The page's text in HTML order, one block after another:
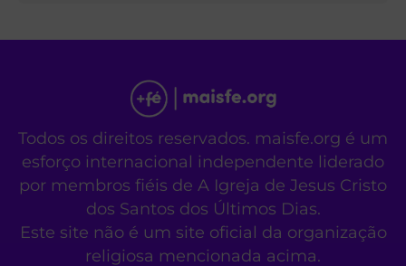
Todos os direitos reservados. maisfe.org é um
esforço internacional independente liderado
por membros fiéis de A Igreja de Jesus Cristo
dos Santos dos Últimos Dias.
Este site não é um site oficial da organização
religiosa mencionada acima.